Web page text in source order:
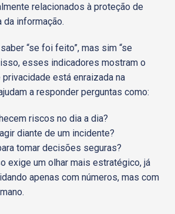
relacionados à proteção de
da informação.
“se foi feito”, mas sim “se
esses indicadores mostram o
privacidade está enraizada na
a responder perguntas como:
riscos no dia a dia?
diante de um incidente?
tomar decisões seguras?
exige um olhar mais estratégico, já
apenas com números, mas com